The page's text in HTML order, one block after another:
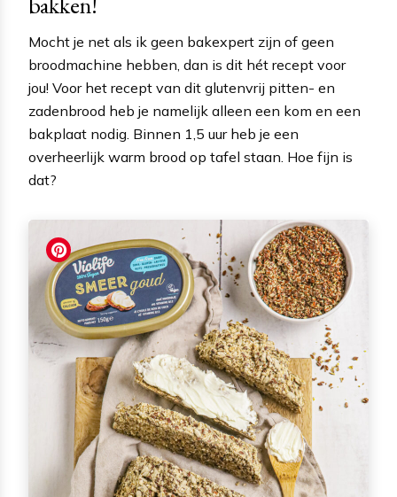
Mocht je net als ik geen bakexpert zijn of geen
broodmachine hebben, dan is dit hét recept voor
jou! Voor het recept van dit glutenvrij pitten- en
zadenbrood heb je namelijk alleen een kom en een
bakplaat nodig. Binnen 1,5 uur heb je een
overheerlijk warm brood op tafel staan. Hoe fijn is
dat?